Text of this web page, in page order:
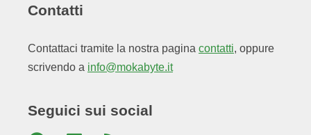
Contatti
Contattaci tramite la nostra pagina contatti, oppure
scrivendo a info@mokabyte.it
Seguici sui social